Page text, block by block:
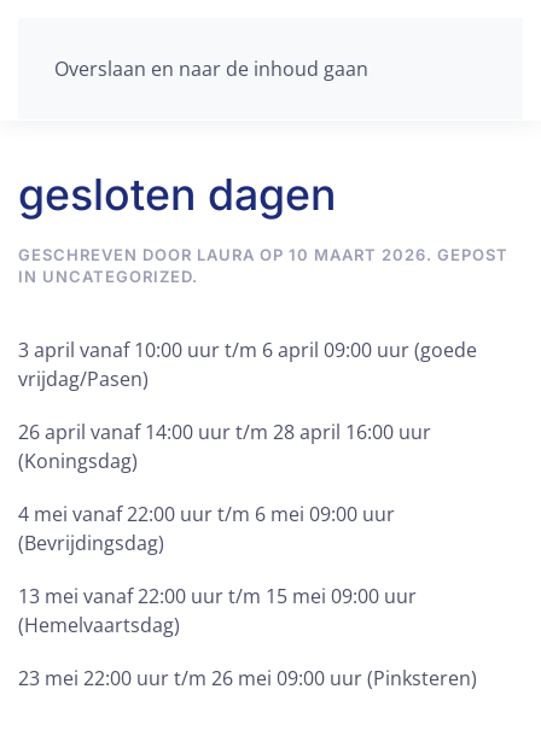
Overslaan en naar de inhoud gaan
gesloten dagen
GESCHREVEN DOOR LAURA OP 10 MAART 2026. GEPOST
IN UNCATEGORIZED.
3 april vanaf 10:00 uur t/m 6 april 09:00 uur (goede
vrijdag/Pasen)
26 april vanaf 14:00 uur t/m 28 april 16:00 uur
(Koningsdag)
4 mei vanaf 22:00 uur t/m 6 mei 09:00 uur
(Bevrijdingsdag)
13 mei vanaf 22:00 uur t/m 15 mei 09:00 uur
(Hemelvaartsdag)
23 mei 22:00 uur t/m 26 mei 09:00 uur (Pinksteren)